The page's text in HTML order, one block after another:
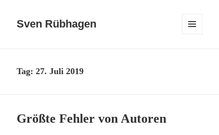
Sven Rübhagen
Tag:27. Juli 2019
Größte Fehler von Autoren